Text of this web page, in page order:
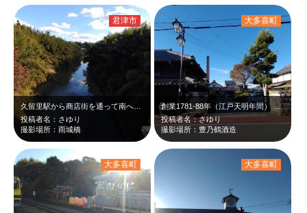
久留里駅から商店街を通って南へ。 小櫃川（上流は亀山ダム）の雨城橋から紅葉と…
投稿者名：さゆり
撮影場所：雨城橋
君津市
創業1781-88年（江戸天明年間） 国道沿いの母屋は、平成11年に国の有形…
投稿者名：さゆり
撮影場所：豊乃鶴酒造
大多喜町
大多喜町 大多喜町